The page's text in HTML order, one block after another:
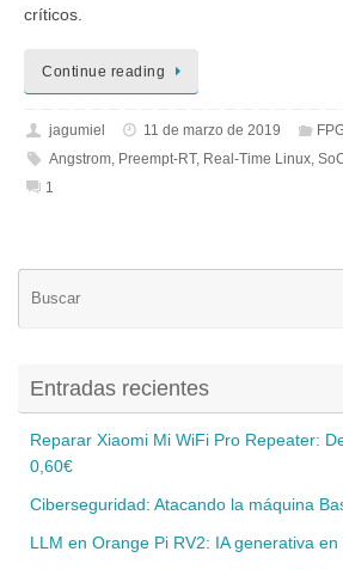
críticos.
Continue reading
jagumiel 11 de marzo de 2019
Angstrom, Preempt-RT, Real-Time Linux,
1
Entradas recientes
Reparar Xiaomi Mi WiFi Pro Repeater:
0,60€
Ciberseguridad: Atacando la máquina
LLM en Orange Pi RV2: IA generativa en